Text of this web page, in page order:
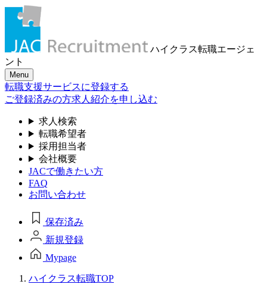
ハイクラス転職エージェ
ント
Menu
転職支援サービスに登録する
ご登録済みの方求人紹介を申し込む
求人検索
転職希望者
採用担当者
会社概要
JACで働きたい方
FAQ
お問い合わせ
保存済み
新規登録
Mypage
ハイクラス転職TOP